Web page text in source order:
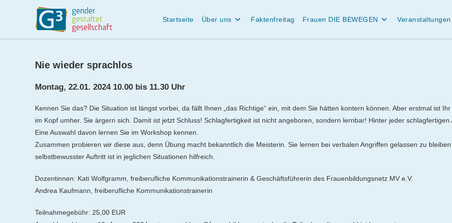
Startseite Über uns Faktenfreitag Frauen DIE BEWEGEN Veranstaltungen
Nie wieder sprachlos
Montag, 22.01. 2024 10.00 bis 11.30 Uhr
Kennen Sie das? Die Situation ist längst vorbei, da fällt Ihnen „das Richtige“ ein, mit dem Sie hätten kontern können. Aber erstmal ist
im Kopf umher. Sie ärgern sich. Damit ist jetzt Schluss! Schlagfertigkeit ist nicht angeboren, sondern lernbar! Hinter jeder schlagfertigen
Eine Auswahl davon lernen Sie im Workshop kennen.
Zusammen probieren wir diese aus, denn Übung macht bekanntlich die Meisterin. Sie lernen bei verbalen Angriffen gelassen zu
selbstbewusster Auftritt ist in jeglichen Situationen hilfreich.
Dozentinnen: Kati Wolfgramm, freiberufliche Kommunikationstrainerin & Geschäftsführerin des Frauenbildungsnetz MV e.V.
Andrea Kaufmann, freiberufliche Kommunikationstrainerin
Teilnahmegebühr: 25,00 EUR